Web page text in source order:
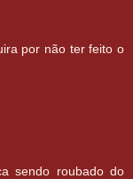
por não ter feito o
sendo roubado do